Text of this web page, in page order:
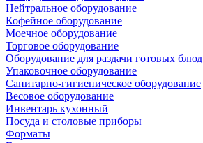
Нейтральное оборудование
Кофейное оборудование
Моечное оборудование
Торговое оборудование
Оборудование для раздачи готовых блюд
Упаковочное оборудование
Санитарно-гигиеническое оборудование
Весовое оборудование
Инвентарь кухонный
Посуда и столовые приборы
Форматы